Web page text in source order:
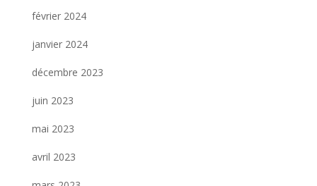
février 2024
janvier 2024
décembre 2023
juin 2023
mai 2023
avril 2023